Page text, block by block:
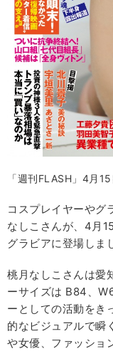
「週刊FLASH」4月
コスプレイヤーやグ
なしこさんが、4月
グラビアに登場しま
桃月なしこさんは愛
ーサイズは B84、
ーとしての活動をき
的なビジュアルで瞬
や女優、ファッショ